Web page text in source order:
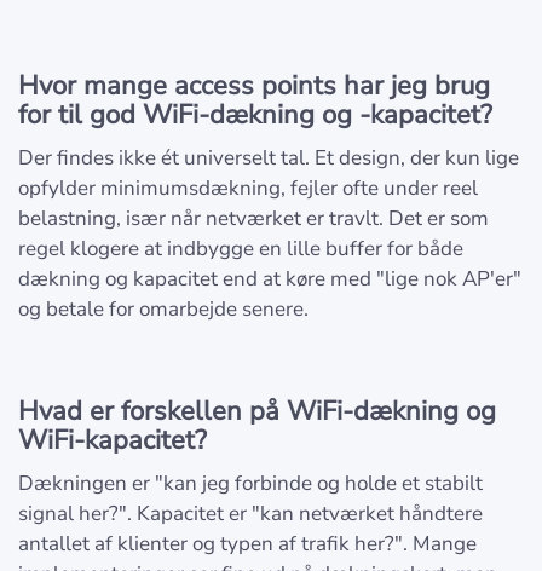
Hvor mange access points har jeg brug
for til god WiFi-dækning og -kapacitet?
Der findes ikke ét universelt tal. Et design, der kun lige
opfylder minimumsdækning, fejler ofte under reel
belastning, især når netværket er travlt. Det er som
regel klogere at indbygge en lille buffer for både
dækning og kapacitet end at køre med "lige nok AP'er"
og betale for omarbejde senere.
Hvad er forskellen på WiFi-dækning og
WiFi-kapacitet?
Dækningen er "kan jeg forbinde og holde et stabilt
signal her?". Kapacitet er "kan netværket håndtere
antallet af klienter og typen af trafik her?". Mange